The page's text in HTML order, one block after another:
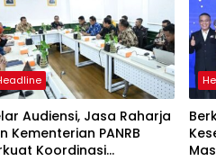
Audiensi, Jasa Raharja
Kementerian PANRB
Koordinasi